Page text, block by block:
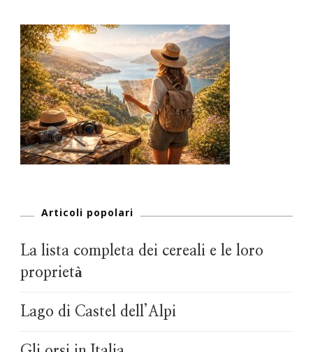
Articoli popolari
La lista completa dei cereali e le loro
proprietà
Lago di Castel dell’Alpi